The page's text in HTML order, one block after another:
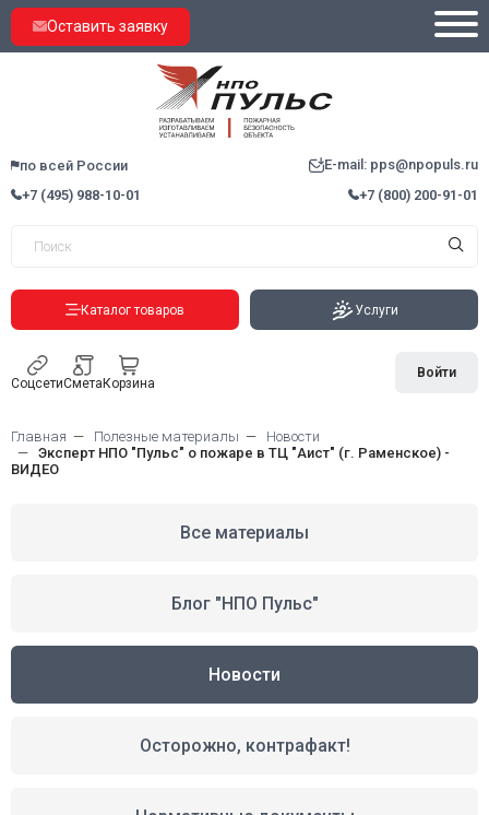
Оставить заявку
по всей России
E-mail: pps@npopuls.ru
+7 (495) 988-10-01
+7 (800) 200-91-01
Каталог товаров Услуги
СоцсетиСметаКорзина
Войти
Главная Полезные материалы
Новости
Эксперт НПО "Пульс" о пожаре в ТЦ "Аист" (г. Раменское) -
ВИДЕО
Все материалы
Блог "НПО Пульс"
Новости
Осторожно, контрафакт!